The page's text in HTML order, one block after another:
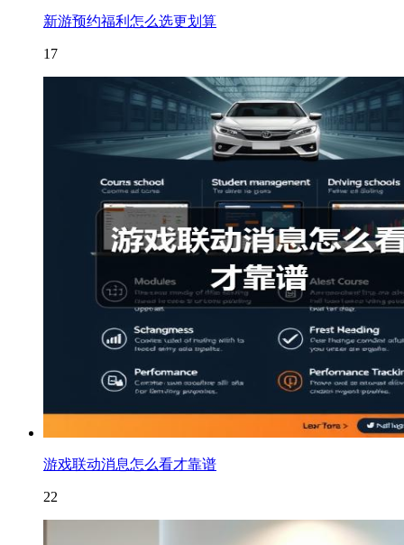
新游预约福利怎么选更划算
17
游戏联动消息怎么看才靠谱
22